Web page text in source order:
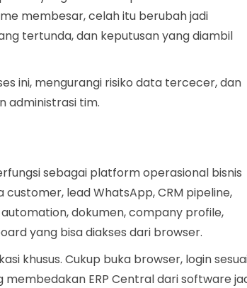
membesar, celah itu berubah jadi
tertunda, dan keputusan yang diambil
ini, mengurangi risiko data tercecer, dan
administrasi tim.
sebagai platform operasional bisnis
lead WhatsApp, CRM pipeline,
dokumen, company profile,
yang bisa diakses dari browser.
khusus. Cukup buka browser, login
membedakan ERP Central dari software